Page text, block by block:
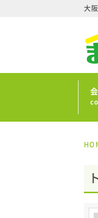
大